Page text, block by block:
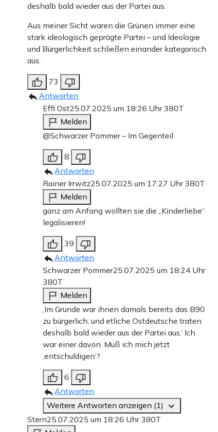
deshalb bald wieder aus der Partei aus.
Aus meiner Sicht waren die Grünen immer eine
stark ideologisch geprägte Partei – und Ideologie
und Bürgerlichkeit schließen einander kategorisch
aus.
73
Antworten
Effi Ost25.07.2025 um 18:26 Uhr380T
Melden
@Schwarzer Pommer – Im Gegenteil.
8
Antworten
Rainer Irrwitz25.07.2025 um 17:27 Uhr380T
Melden
ganz am Anfang wollten sie die „Kinderliebe“
legalisieren!
39
Antworten
Schwarzer Pommer25.07.2025 um 18:24 Uhr
380T
Melden
‚Im Grunde war ihnen damals bereits das B90
zu bürgerlich, und etliche Ostdeutsche traten
deshalb bald wieder aus der Partei aus.‘ Ich
war einer davon. Muß ich mich jetzt
‚entschuldigen‘?
6
Antworten
Weitere Antworten anzeigen (1)
Stern25.07.2025 um 18:26 Uhr380T